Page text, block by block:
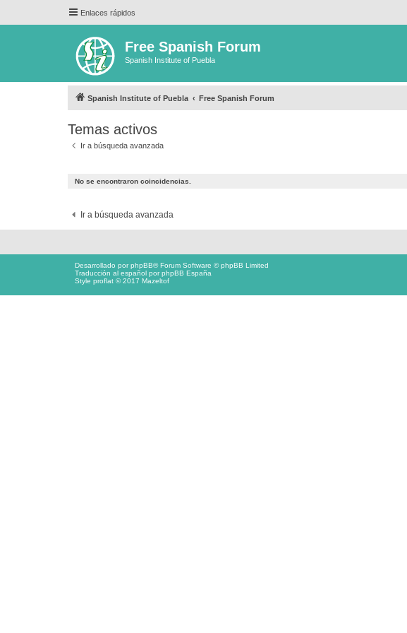
Enlaces rápidos
Free Spanish Forum
Spanish Institute of Puebla
Spanish Institute of Puebla Free Spanish Forum
Temas activos
Ir a búsqueda avanzada
No se encontraron coincidencias.
Ir a búsqueda avanzada
Desarrollado porphpBB® Forum Software © phpBB Limited
Traducción al español porphpBB España
Style proflat © 2017 Mazeltof